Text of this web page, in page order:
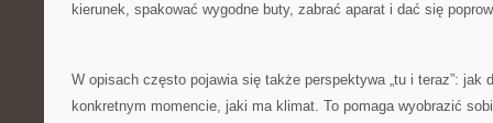
kierunek, spakować wygodne buty, zabrać aparat i dać się
W opisach często pojawia się także perspektywa „tu i teraz”: jak
konkretnym momencie, jaki ma klimat. To pomaga wyobrazić